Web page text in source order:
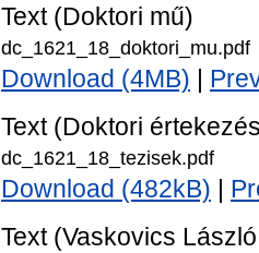
Text (Doktori mű)
dc_1621_18_doktori_mu.pdf
Download (4MB)
Text (Doktori
dc_1621_18_tezisek.pdf
Download (482kB)
Text (Vaskovics